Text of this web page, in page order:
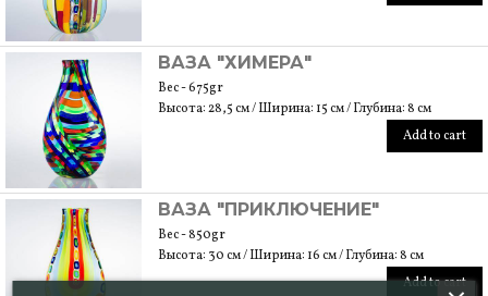
ВАЗА "ХИМЕРА"
Вес - 675gr
Высота: 28,5 см / Ширина: 15 см / Глубина: 8 см
Add to cart
ВАЗА "ПРИКЛЮЧЕНИЕ"
Вес - 850gr
Высота: 30 см / Ширина: 16 см / Глубина: 8 см
Add to cart